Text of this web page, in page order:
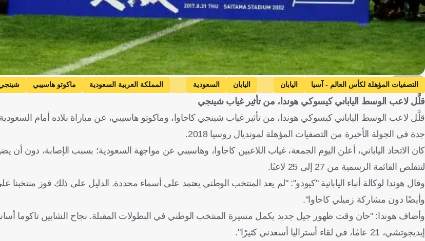
Reuters
التصفيات المؤهلة لكأس العالم - آسيا اليابان اليابان السعودية المملكة العربية السعودية ماكوتو هاسيبي شينجي
تاكوما أسانو
يوسوكي إيديغوتشي كرة قدم
قلَّل لاعب الوسط الياباني كيسوكي هوندا، من تأثير غياب شينجي
قلَّل لاعب الوسط الياباني كيسوكي هوندا، من تأثير غياب شينجي كاجاوا، وماكوتو هاسيبي، عن مباراة بلاده أمام السعودية
جدة في الجولة الأخيرة من التصفيات المؤهلة لمونديال روسيا 2018.
كان الاتحاد الياباني، أعلن اليوم الجمعة، غياب اللاعبين كاجاوا، وهاسيبي عن مواجهة السعودية؛ بسبب الإصابة، دون أن
لتتقلص القائمة الرسمية من 27 إلى 25 لاعبًا.
وقال هوندا لوكالة أنباء اليابانية "كيودو": "لم يعد المنتخب الوطني يعتمد على أسماء محددة. الدليل على ذلك فوز منتخبنا
وأيضًا دون مشاركة زميلي كاجاوا".
إيديجوتشي، 21 عامًا، في لقاء أستراليا أسعدني كثيرًا".